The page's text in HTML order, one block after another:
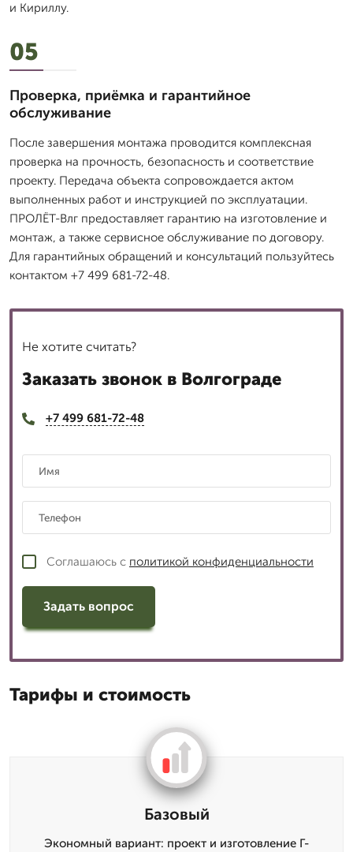
и Кириллу.
05
Проверка, приёмка и гарантийное
обслуживание
После завершения монтажа проводится комплексная
проверка на прочность, безопасность и соответствие
проекту. Передача объекта сопровождается актом
выполненных работ и инструкцией по эксплуатации.
ПРОЛЁТ-Влг предоставляет гарантию на изготовление и
монтаж, а также сервисное обслуживание по договору.
Для гарантийных обращений и консультаций пользуйтесь
контактом +7 499 681-72-48.
Не хотите считать?
Заказать звонок в Волгограде
+7 499 681-72-48
Соглашаюсь с политикой конфиденциальности
Задать вопрос
Тарифы и стоимость
Базовый
Экономный вариант: проект и изготовление Г-